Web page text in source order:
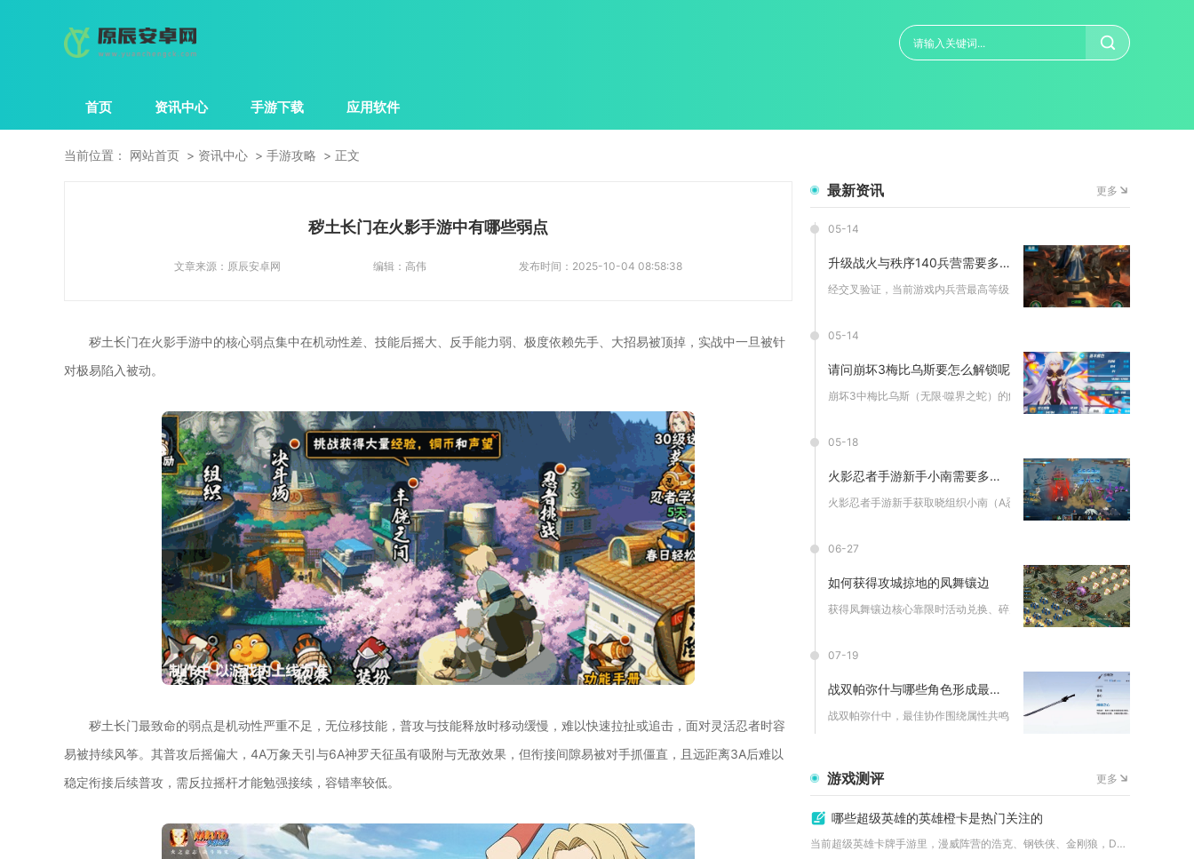
首页 资讯中心 手游下载 应用软件
当前位置： 网站首页 资讯中心 手游攻略 正文
秽土长门在火影手游中有哪些弱点
文章来源： 原辰安卓网 编辑： 高伟 发布时间： 2025-10-04 08:58:38
秽土长门在火影手游中的核心弱点集中在机动性差、技能后摇大、反手能力弱、极度依赖先手、大招易被顶掉，实战中一旦被针
对极易陷入被动。
秽土长门最致命的弱点是机动性严重不足，无位移技能，普攻与技能释放时移动缓慢，难以快速拉扯或追击，面对灵活忍者时容
易被持续风筝。其普攻后摇偏大，4A万象天引与6A神罗天征虽有吸附与无敌效果，但衔接间隙易被对手抓僵直，且远距离3A后难以
稳定衔接后续普攻，需反拉摇杆才能勉强接续，容错率较低。
最新资讯 更多
05-14
升级战火与秩序140兵营需要多长时间
经交叉验证，当前游戏内兵营最高等级为35级，不存在140级兵...
05-14
请问崩坏3梅比乌斯要怎么解锁呢
崩坏3中梅比乌斯（无限·噬界之蛇）的解锁分为角色获取与往世乐...
05-18
火影忍者手游新手小南需要多少游戏币
火影忍者手游新手获取晓组织小南（A忍），纯金币保底约1.8万...
06-27
如何获得攻城掠地的凤舞镶边
获得凤舞镶边核心靠限时活动兑换、碎片合成、VIP奖励与御宝系...
07-19
战双帕弥什与哪些角色形成最佳协作
战双帕弥什中，最佳协作围绕属性共鸣、职业互补与QTE联动构建...
游戏测评 更多
哪些超级英雄的英雄橙卡是热门关注的
当前超级英雄卡牌手游里，漫威阵营的浩克、钢铁侠、金刚狼，DC...